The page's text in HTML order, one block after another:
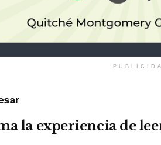
la experiencia de